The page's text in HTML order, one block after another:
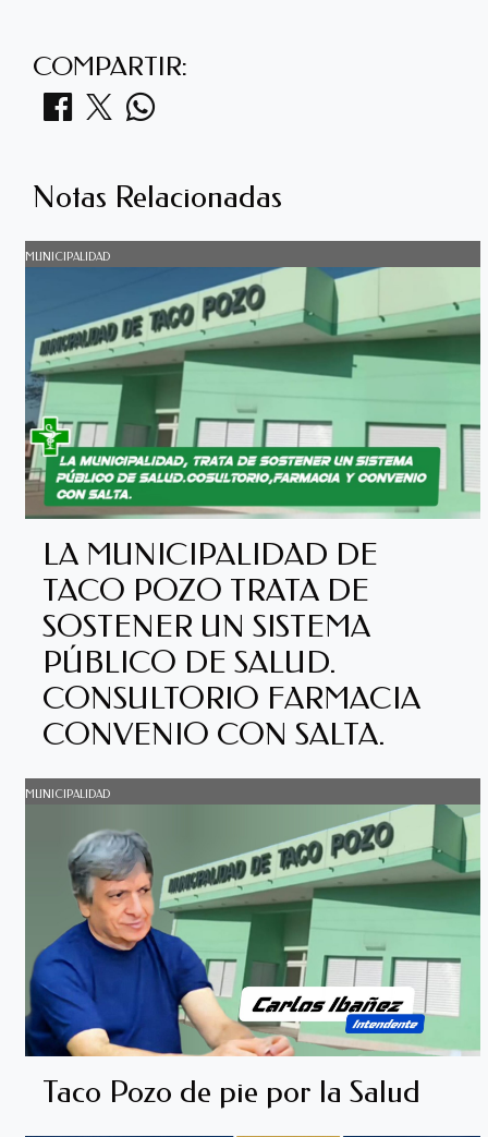
COMPARTIR:
Notas Relacionadas
MUNICIPALIDAD
LA MUNICIPALIDAD DE
TACO POZO TRATA DE
SOSTENER UN SISTEMA
PÚBLICO DE SALUD.
CONSULTORIO FARMACIA
CONVENIO CON SALTA.
MUNICIPALIDAD
Taco Pozo de pie por la Salud